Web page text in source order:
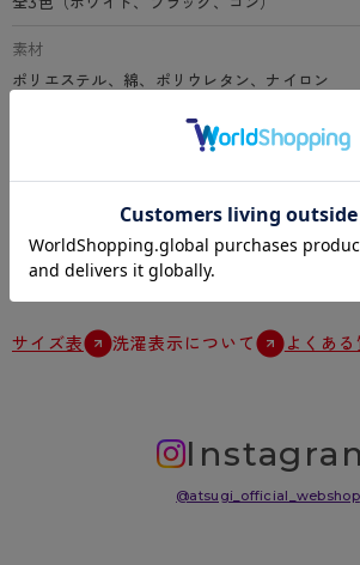
素材
ポリエステル、綿、ポリウレタン、ナイロン
クルー丈、綿混、スクール用ソックス、2×1リブ
つま先・かかと補強、抗菌防臭加工、足型セッ
中国
サイズ表 洗濯表示について よくあ
@atsugi_official_webshop